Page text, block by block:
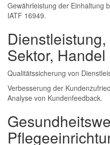
Gewährleistung der Einhaltung
IATF 16949.
Sektor,
Qualitätssicherung von
Verbesserung der
Analyse von Kundenfeedback.